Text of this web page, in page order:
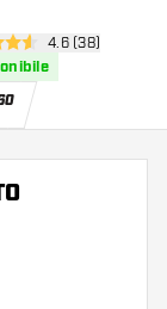
apri pannello
di valutazione
4.6 (38)